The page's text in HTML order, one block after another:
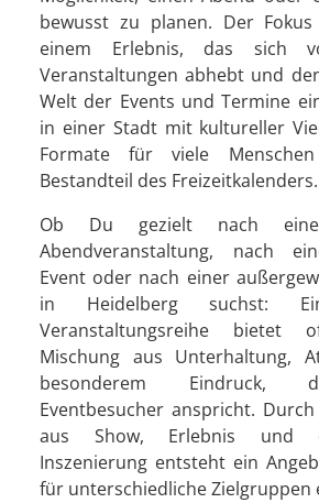
bewusst zu planen. Der
einem Erlebnis, das sich
Veranstaltungen abhebt und
Welt der Events und Termine
in einer Stadt mit kultureller
Formate für viele
Bestandteil des Freizeitkalenders.
Ob Du gezielt nach
Abendveranstaltung, nach
Event oder nach einer
in Heidelberg suchst:
Veranstaltungsreihe bietet
Mischung aus Unterhaltung,
besonderem Eindruck,
Eventbesucher anspricht.
aus Show, Erlebnis und
Inszenierung entsteht ein
für unterschiedliche Zielgruppen